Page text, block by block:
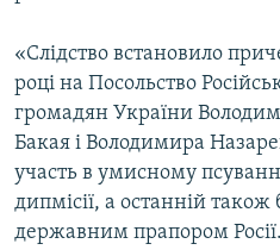
«Слідство встановило
році на Посольство
громадян України
Бакая і Володимира
участь в умисному
дипмісії, а останній також
державним прапором